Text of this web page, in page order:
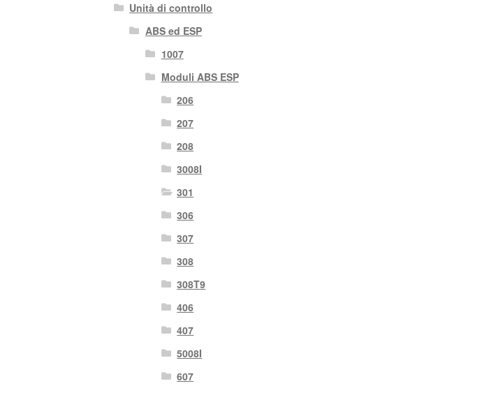
Unità di controllo
ABS ed ESP
1007
Moduli ABS ESP
206
207
208
3008I
301
306
307
308
308T9
406
407
5008I
607